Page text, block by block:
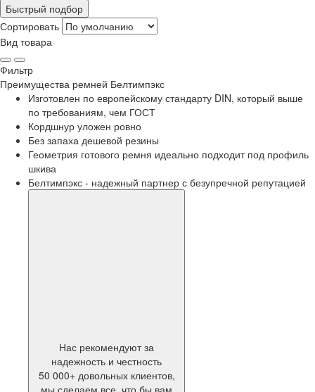
Быстрый подбор
Сортировать
Вид товара
Фильтр
Преимущества ремней Белтимпэкс
Изготовлен по европейскому стандарту DIN, который выше
по требованиям, чем ГОСТ
Кордшнур уложен ровно
Без запаха дешевой резины
Геометрия готового ремня идеально подходит под профиль
шкива
Белтимпэкс - надежный партнер с безупречной репутацией
Нас рекомендуют за
надежность и честность
50 000+ довольных клиентов,
мы сделаем все, что бы вам